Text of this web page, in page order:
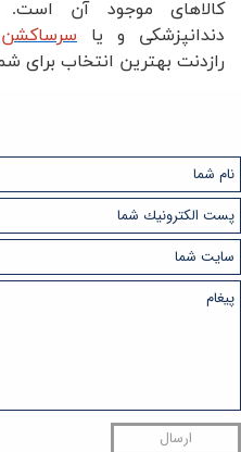
کالاهای موجود آن است.
دندانپزشکی و یا
رازدنت بهترین انتخاب برای
ارسال